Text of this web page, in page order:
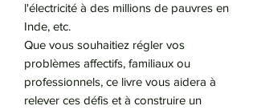
l'électricité à des millions de pauvres en
Inde, etc.
Que vous souhaitiez régler vos
problèmes affectifs, familiaux ou
professionnels, ce livre vous aidera à
relever ces défis et à construire un